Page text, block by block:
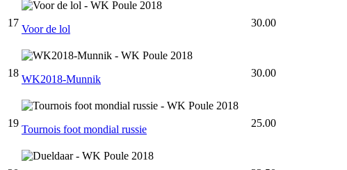
17
Voor de lol
30.00
18
WK2018-Munnik
30.00
19
Tournois foot mondial russie
25.00